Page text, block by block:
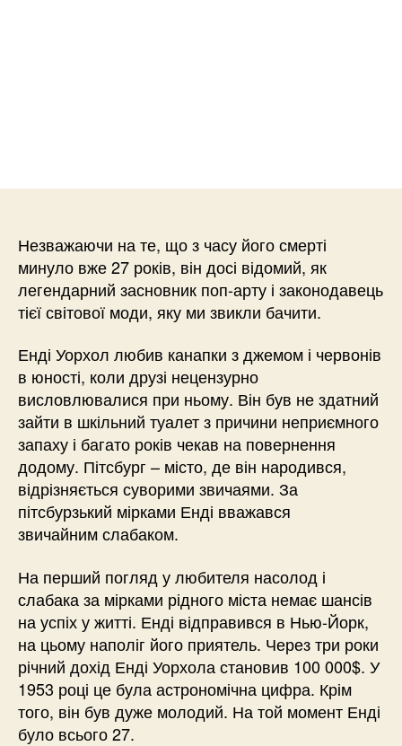
Незважаючи на те, що з часу його смерті
минуло вже 27 років, він досі відомий, як
легендарний засновник поп-арту і законодавець
тієї світової моди, яку ми звикли бачити.
Енді Уорхол любив канапки з джемом і червонів
в юності, коли друзі нецензурно
висловлювалися при ньому. Він був не здатний
зайти в шкільний туалет з причини неприємного
запаху і багато років чекав на повернення
додому. Пітсбург – місто, де він народився,
відрізняється суворими звичаями. За
пітсбурзький мірками Енді вважався
звичайним слабаком.
На перший погляд у любителя насолод і
слабака за мірками рідного міста немає шансів
на успіх у житті. Енді відправився в Нью-Йорк,
на цьому наполіг його приятель. Через три роки
річний дохід Енді Уорхола становив 100 000$. У
1953 році це була астрономічна цифра. Крім
того, він був дуже молодий. На той момент Енді
було всього 27.